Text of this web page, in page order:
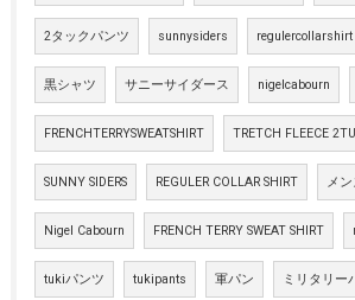
2タックパンツ sunnysiders regulercollarshirt
黒シャツ サニーサイダース nigelcabourn
FRENCHTERRYSWEATSHIRT TRETCH FLEECE
SUNNY SIDERS REGULER COLLAR SHIRT メ
Nigel Cabourn FRENCH TERRY SWEAT SHIRT
tukiパンツ tukipants 軍パン ミリタリー